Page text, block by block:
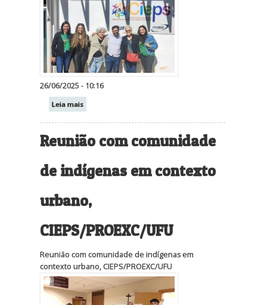
26/06/2025 - 10:16
Leia mais
Reunião com comunidade
de indígenas em contexto
urbano,
CIEPS/PROEXC/UFU
Reunião com comunidade de indígenas em
contexto urbano, CIEPS/PROEXC/UFU